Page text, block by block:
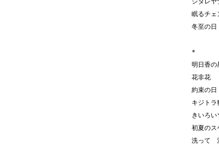
眠るチェ
冬至の日
*
明日香の
花非花
約束の日
キジトラ
きいろい
初夏のス
洗って